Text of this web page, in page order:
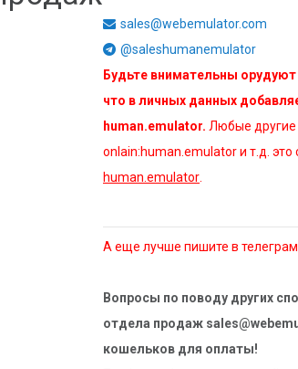
sales@webemulator.com
@saleshumanemulator
Будьте внимательны
что в личных данных
human.emulator. Любые другие
onlain:human.emulator и т.д.
human.emulator
А еще лучше пишите в
Вопросы по поводу других
отдела продаж
кошельков для оплаты!